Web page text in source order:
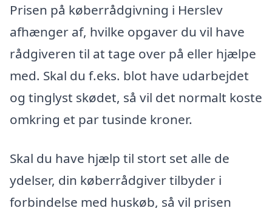
Prisen på køberrådgivning i Herslev
afhænger af, hvilke opgaver du vil have
rådgiveren til at tage over på eller hjælpe
med. Skal du f.eks. blot have udarbejdet
og tinglyst skødet, så vil det normalt koste
omkring et par tusinde kroner.
Skal du have hjælp til stort set alle de
ydelser, din køberrådgiver tilbyder i
forbindelse med huskøb, så vil prisen